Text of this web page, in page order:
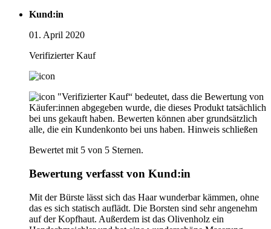
Kund:in
01. April 2020
Verifizierter Kauf
"Verifizierter Kauf“ bedeutet, dass die Bewertung von
Käufer:innen abgegeben wurde, die dieses Produkt tatsächlich
bei uns gekauft haben. Bewerten können aber grundsätzlich
alle, die ein Kundenkonto bei uns haben. Hinweis schließen
Bewertet mit 5 von 5 Sternen.
Bewertung verfasst von Kund:in
Mit der Bürste lässt sich das Haar wunderbar kämmen, ohne
das es sich statisch auflädt. Die Borsten sind sehr angenehm
auf der Kopfhaut. Außerdem ist das Olivenholz ein